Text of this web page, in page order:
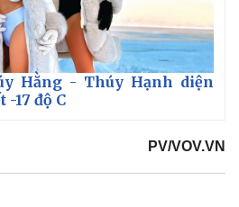
Tiêu dùng
Hằng - Thúy Hạnh diện
17 độ C
PV/VOV.VN